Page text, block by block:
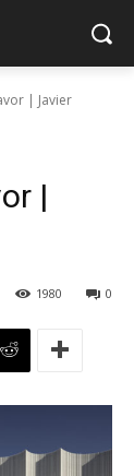
| Javier
|
0
1980